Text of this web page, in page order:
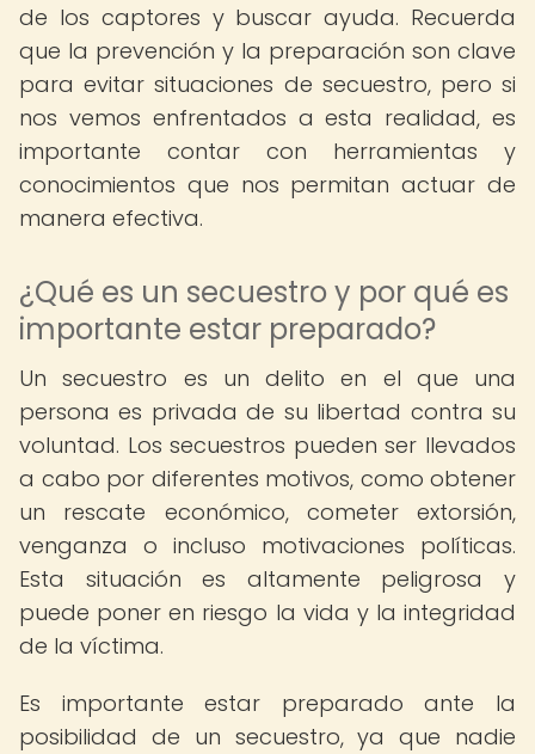
de los captores y buscar ayuda. Recuerda
que la prevención y la preparación son clave
para evitar situaciones de secuestro, pero si
nos vemos enfrentados a esta realidad, es
importante contar con herramientas y
conocimientos que nos permitan actuar de
manera efectiva.
¿Qué es un secuestro y por qué es
importante estar preparado?
Un secuestro es un delito en el que una
persona es privada de su libertad contra su
voluntad. Los secuestros pueden ser llevados
a cabo por diferentes motivos, como obtener
un rescate económico, cometer extorsión,
venganza o incluso motivaciones políticas.
Esta situación es altamente peligrosa y
puede poner en riesgo la vida y la integridad
de la víctima.
Es importante estar preparado ante la
posibilidad de un secuestro, ya que nadie